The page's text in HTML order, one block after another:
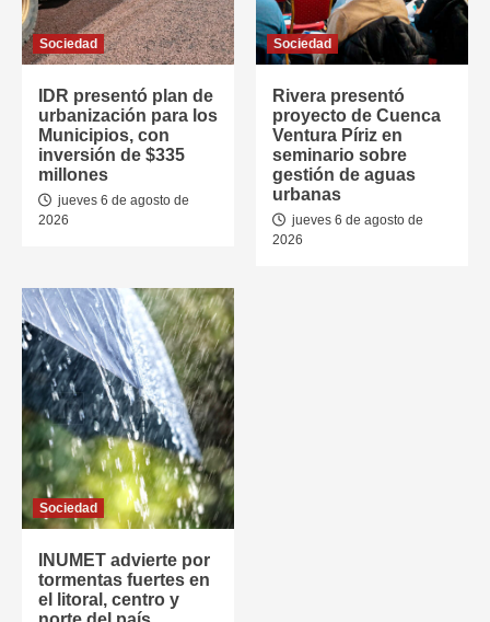
Sociedad
IDR presentó plan de
urbanización para los
Municipios, con
inversión de $335
millones
jueves 6 de agosto de
2026
Sociedad
Rivera presentó
proyecto de Cuenca
Ventura Píriz en
seminario sobre
gestión de aguas
urbanas
jueves 6 de agosto de
2026
Sociedad
INUMET advierte por
tormentas fuertes en
el litoral, centro y